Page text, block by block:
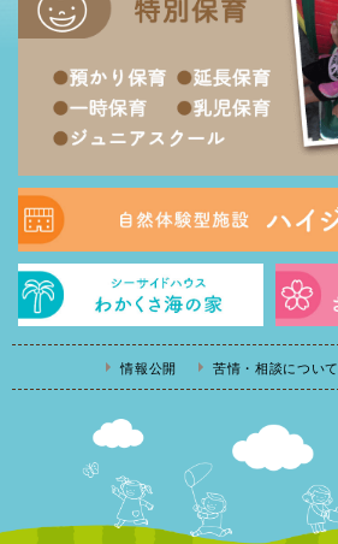
情報公開 苦情・相談について